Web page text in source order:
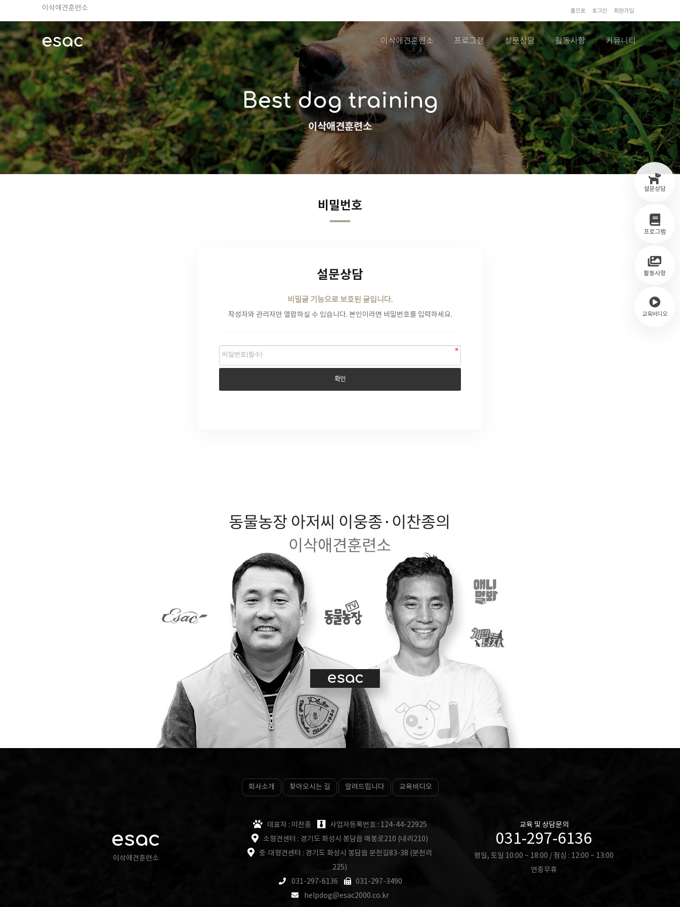
TV 동물농장 아저씨
안전하고 행복한 펫티켓 선도!
경기도 화성시 봉담읍 위치
이찬종, 이웅종 소장 소개
홈으로 로그인 회원가입
esac 이삭애견훈련소 프로그램 설문상담 활동사항 커뮤니티
설문상담
프로그램
활동사항
교육비디오
Best dog training
이삭애견훈련소
비밀번호
설문상담
비밀글 기능으로 보호된 글입니다.
작성자와 관리자만 열람하실 수 있습니다. 본인이라면 비밀번호를 입력하세요.
회사소개 찾아오시는 길 알려드립니다 교육비디오
esac
이삭애견훈련소
대표자 : 이찬종
사업자등록번호 : 124-44-22925
소형견센터 : 경기도 화성시 봉담읍 매봉로210 (내리210)
중·대형견센터 : 경기도 화성시 봉담읍 분천길83-38 (분천리
225)
031-297-6136
031-297-3490
helpdog@esac2000.co.kr
교육 및 상담문의
031-297-6136
평일, 토일 10:00 ~ 18:00 / 점심 : 12:00 ~ 13:00
연중무휴